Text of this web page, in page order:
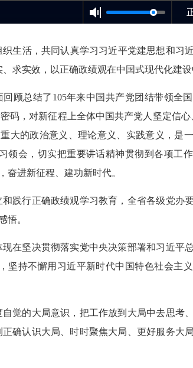
活，共同认真学习习近平党建思想和习
求实效，以正确政绩观在中国式现代化建设
总结了105年来中国共产党团结带领全
码，对新征程上全体中国共产党人坚定信
大的政治意义、理论意义、实践意义，是
会，切实把重要讲话精神贯彻到各项工
进新征程、建功新时代。
行正确政绩观学习教育，全省各级党办
悟。
坚决贯彻落实党中央决策部署和习近平
持不懈用习近平新时代中国特色社会主
的大局意识，把工作放到大局中去思考
确认识大局、时时聚焦大局、更好服务大